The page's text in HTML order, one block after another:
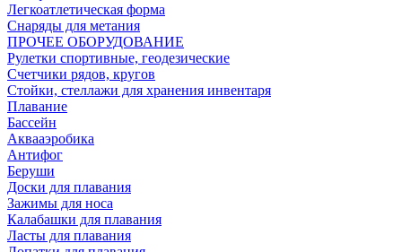
Легкоатлетическая форма
Снаряды для метания
ПРОЧЕЕ ОБОРУДОВАНИЕ
Рулетки спортивные, геодезические
Счетчики рядов, кругов
Стойки, стеллажи для хранения инвентаря
Плавание
Бассейн
Аквааэробика
Антифог
Беруши
Доски для плавания
Зажимы для носа
Калабашки для плавания
Ласты для плавания